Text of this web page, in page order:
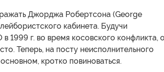
Джорджа Робертсона (George
кабинета. Будучи
1999 г. во время косовского конфликта,
Теперь, на посту неисполнительного
кротко повиноваться.